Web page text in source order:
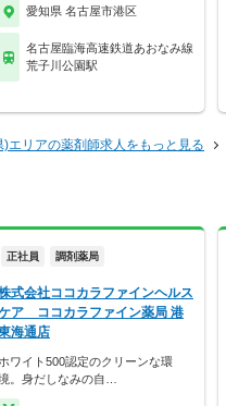
愛知県 名古屋市港区
名古屋臨海高速鉄道あおなみ線
荒子川公園駅
エリアの薬剤師求人をもっと見る
正社員 調剤薬局
式会社ココカラファインヘルス
ア ココカラファイン薬局 港
海通店
ワイト500認定のクリーンな環
。身だしなみの自…